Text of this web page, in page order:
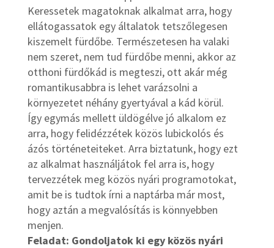
Keressetek magatoknak alkalmat arra, hogy
ellátogassatok egy általatok tetszőlegesen
kiszemelt fürdőbe. Természetesen ha valaki
nem szeret, nem tud fürdőbe menni, akkor az
otthoni fürdőkád is megteszi, ott akár még
romantikusabbra is lehet varázsolni a
környezetet néhány gyertyával a kád körül.
Így egymás mellett üldögélve jó alkalom ez
arra, hogy felidézzétek közös lubickolós és
ázós történeteiteket. Arra biztatunk, hogy ezt
az alkalmat használjátok fel arra is, hogy
tervezzétek meg közös nyári programotokat,
amit be is tudtok írni a naptárba már most,
hogy aztán a megvalósítás is könnyebben
menjen.
Feladat: Gondoljatok ki egy közös nyári